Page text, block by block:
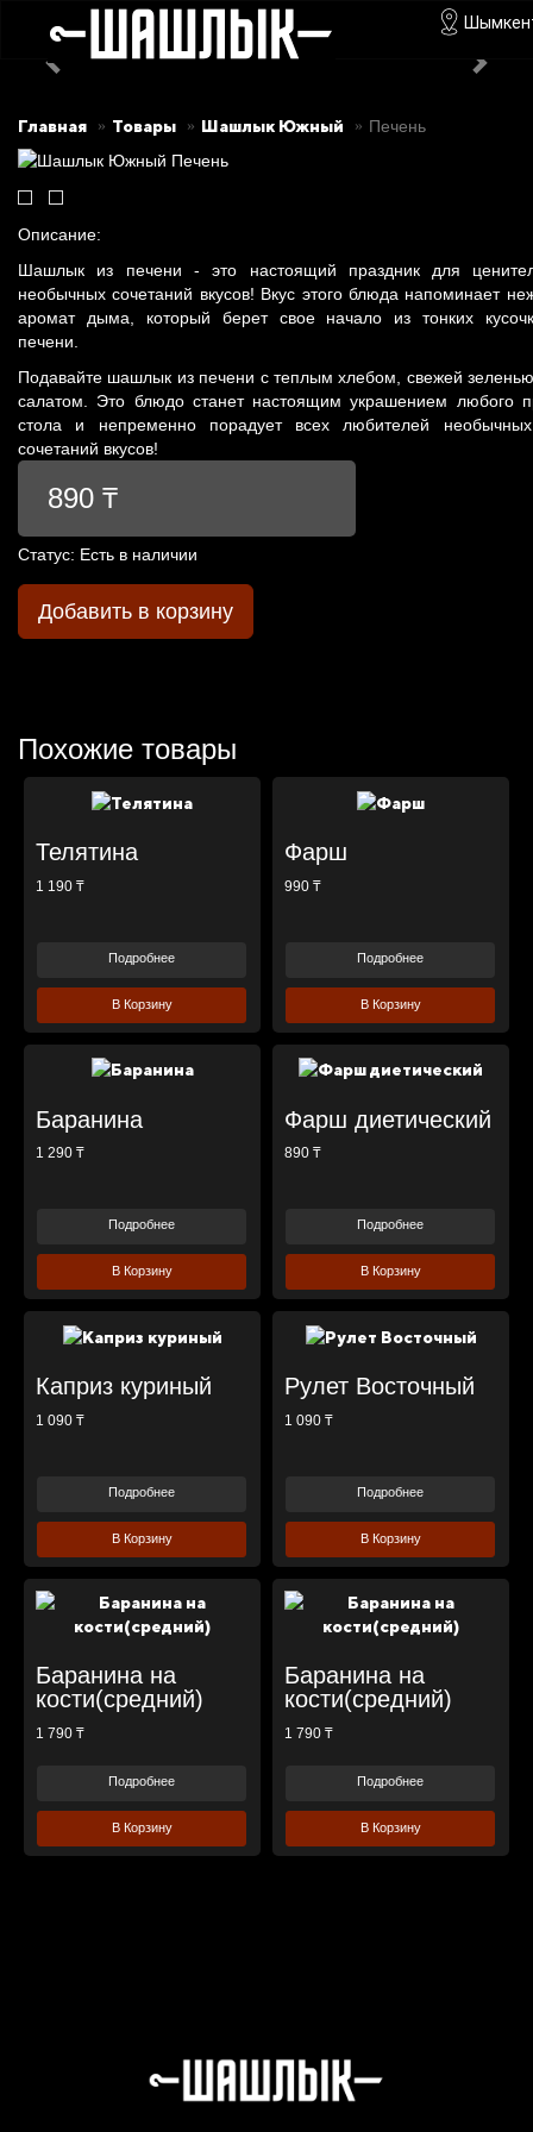
Главная Товары Шашлык Южный Печень
Описание:
Шашлык из печени - это настоящий праздник для
необычных сочетаний вкусов! Вкус этого блюда напоминает
аромат дыма, который берет свое начало из тонких
печени.
Подавайте шашлык из печени с теплым хлебом, свежей
салатом. Это блюдо станет настоящим украшением любого
стола и непременно порадует всех любителей
сочетаний вкусов!
890 ₸
Статус: Есть в наличии
Добавить в корзину
Похожие товары
Телятина
1 190 ₸
Подробнее
В Корзину
Фарш
990 ₸
Подробнее
В Корзину
Баранина
1 290 ₸
Подробнее
В Корзину
Фарш диетический
890 ₸
Подробнее
В Корзину
Каприз куриный
1 090 ₸
Подробнее
В Корзину
Рулет Восточный
1 090 ₸
Подробнее
В Корзину
Баранина на
кости(средний)
1 790 ₸
Подробнее
В Корзину
Баранина на
кости(средний)
1 790 ₸
Подробнее
В Корзину